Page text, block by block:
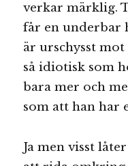
verkar märklig.
får en underbar
är urschysst mot
så idiotisk som
bara mer och
som att han har
Ja men visst